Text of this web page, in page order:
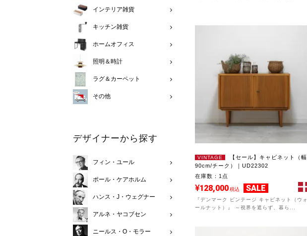
インテリア雑貨
キッチン雑貨
ホームオフィス
照明＆時計
ラグ＆カーペット
その他
デザイナーから探す
フィン・ユール
ポール・ケアホルム
ハンス・J・ウェグナー
アルネ・ヤコブセン
ニールス・O・モラー
VINTAGE
【セール】キャビネット（幅
90cm/チーク）｜UD22302
在庫数：1点
128,000 税込 SALE
『デンマーク ビンテージ キャビネット（ウォ
ールナット）』 ～視界を遮らず、暮ら...